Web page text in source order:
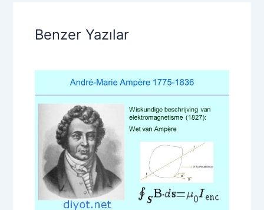
Benzer Yazılar